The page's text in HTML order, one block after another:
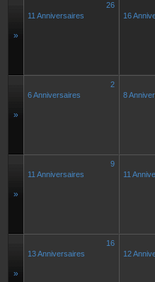
»
26
11 Anniversaires
16
»
2
6 Anniversaires
8
»
9
11 Anniversaires
11
»
16
13 Anniversaires
12